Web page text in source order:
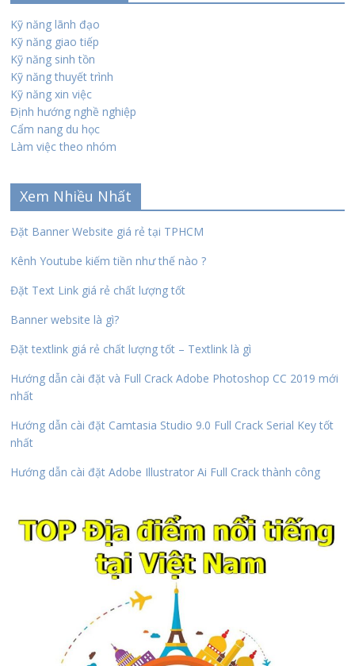
Kỹ năng lãnh đạo
Kỹ năng giao tiếp
Kỹ năng sinh tồn
Kỹ năng thuyết trình
Kỹ năng xin việc
Định hướng nghề nghiệp
Cẩm nang du học
Làm việc theo nhóm
Xem Nhiều Nhất
Đặt Banner Website giá rẻ tại TPHCM
Kênh Youtube kiếm tiền như thế nào ?
Đặt Text Link giá rẻ chất lượng tốt
Banner website là gì?
Đặt textlink giá rẻ chất lượng tốt – Textlink là gì
Hướng dẫn cài đặt và Full Crack Adobe Photoshop CC 2019 mới
nhất
Hướng dẫn cài đặt Camtasia Studio 9.0 Full Crack Serial Key tốt
nhất
Hướng dẫn cài đặt Adobe Illustrator Ai Full Crack thành công